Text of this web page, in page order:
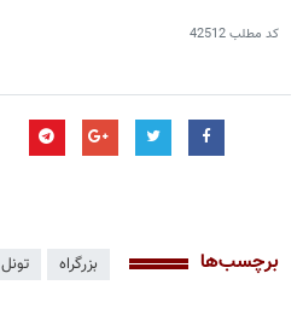
کد مطلب42512
برچسب‌ها بزرگراه تونل